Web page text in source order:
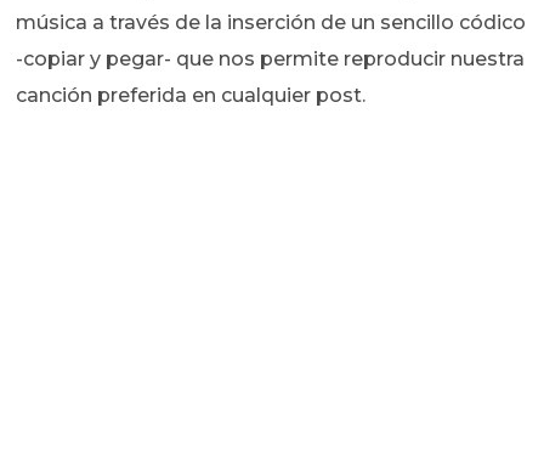
música a través de la inserción de un sencillo códico
-copiar y pegar- que nos permite reproducir nuestra
canción preferida en cualquier post.